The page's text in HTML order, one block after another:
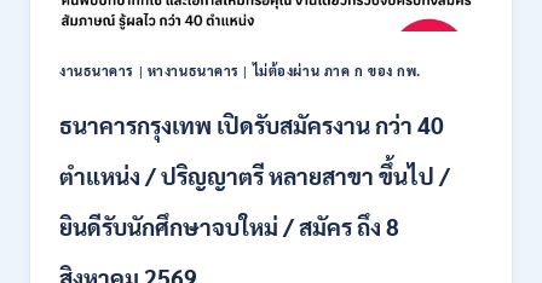
ต้อง
กพ.
เงิน
18,150
สมัคร
งานธนาคาร | หางานธนาคาร |ไม่ต้องผ่าน ภาค ก ของ กพ.
ธนาคารกรุงเทพ เปิดรับสมัครงาน กว่า 40
ตำแหน่ง / ปริญญาตรี หลายสาขา ขึ้นไป /
ยินดีรับนักศึกษาจบใหม่ / สมัคร ถึง 8
สิงหาคม 2569